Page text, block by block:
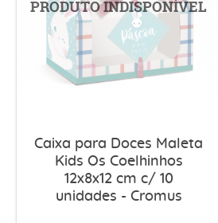
Caixa para Doces Maleta
Kids Os Coelhinhos
12x8x12 cm c/ 10
unidades - Cromus